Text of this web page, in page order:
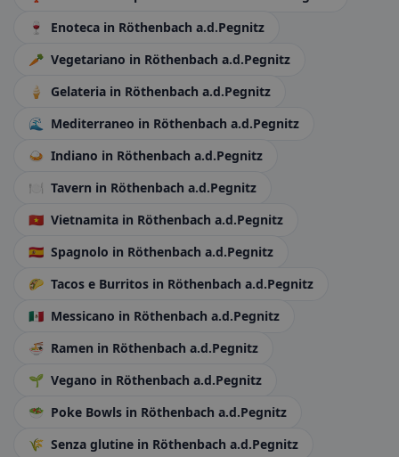
🍷
Enoteca in Röthenbach a.d.Pegnitz
🥕 Vegetariano in Röthenbach a.d.Pegnitz
🍦
Gelateria in Röthenbach a.d.Pegnitz
🌊
Mediterraneo in Röthenbach a.d.Pegnitz
🍛 Indiano in Röthenbach a.d.Pegnitz
🍽️ Tavern in Röthenbach a.d.Pegnitz
🇻🇳 Vietnamita in Röthenbach a.d.Pegnitz
🇪🇸 Spagnolo in Röthenbach a.d.Pegnitz
🌮 Tacos e Burritos in Röthenbach a.d.Pegnitz
🇲🇽 Messicano in Röthenbach a.d.Pegnitz
🍜 Ramen in Röthenbach a.d.Pegnitz
🌱 Vegano in Röthenbach a.d.Pegnitz
🥗 Poke Bowls in Röthenbach a.d.Pegnitz
🌾 Senza glutine in Röthenbach a.d.Pegnitz